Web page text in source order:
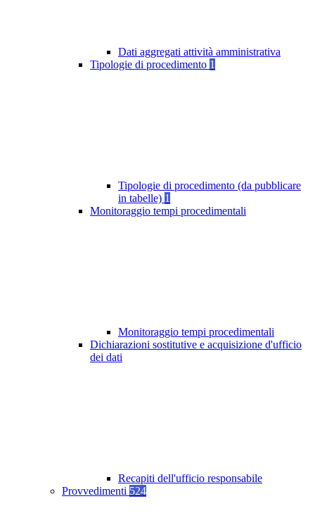
Dati aggregati attività amministrativa
Tipologie di procedimento 1
Tipologie di procedimento (da pubblicare
in tabelle) 1
Monitoraggio tempi procedimentali
Monitoraggio tempi procedimentali
Dichiarazioni sostitutive e acquisizione d'ufficio
dei dati
Recapiti dell'ufficio responsabile
Provvedimenti 524